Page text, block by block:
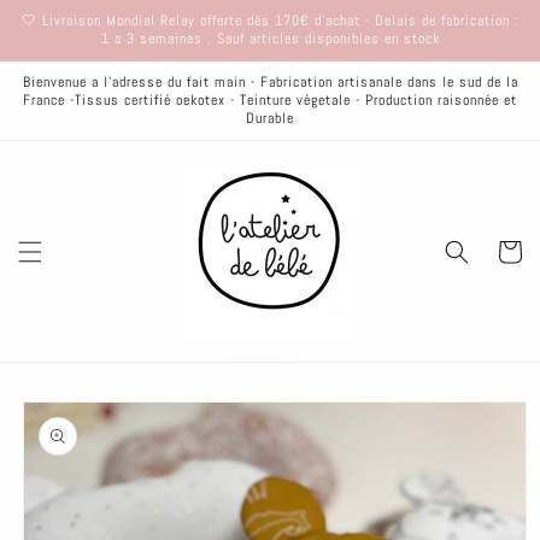
passer
🤍 Livraison Mondial Relay offerte dès 170€ d'achat - Delais de fabrication :
1 a 3 semaines . Sauf articles disponibles en stock
Bienvenue a l'adresse du fait main - Fabrication artisanale dans le sud de la
France -Tissus certifié oekotex - Teinture végetale - Production raisonnée et
Durable
Panier
Passer aux
informations
produits